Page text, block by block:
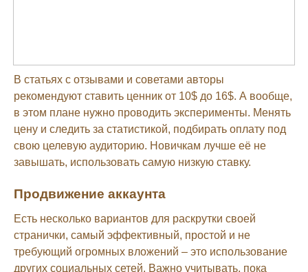
В статьях с отзывами и советами авторы
рекомендуют ставить ценник от 10$ до 16$. А вообще,
в этом плане нужно проводить эксперименты. Менять
цену и следить за статистикой, подбирать оплату под
свою целевую аудиторию. Новичкам лучше её не
завышать, использовать самую низкую ставку.
Продвижение аккаунта
Есть несколько вариантов для раскрутки своей
странички, самый эффективный, простой и не
требующий огромных вложений – это использование
других социальных сетей. Важно учитывать, пока